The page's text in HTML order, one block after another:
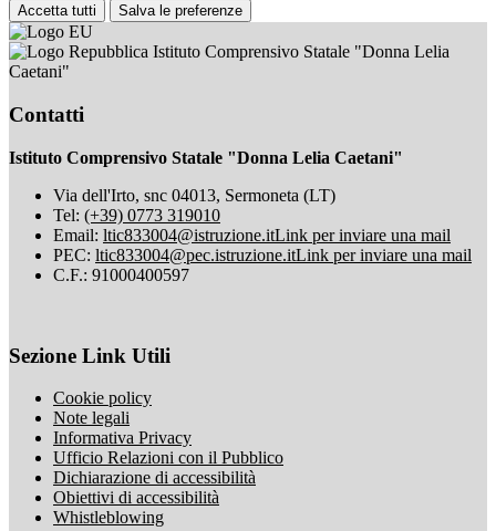
Accetta tutti Salva le preferenze
Istituto Comprensivo Statale "Donna Lelia
Caetani"
Contatti
Istituto Comprensivo Statale "Donna Lelia Caetani"
Via dell'Irto, snc 04013, Sermoneta (LT)
Tel: (+39) 0773 319010
Email: ltic833004@istruzione.itLink per inviare una mail
PEC: ltic833004@pec.istruzione.itLink per inviare una mail
C.F.: 91000400597
Sezione Link Utili
Cookie policy
Note legali
Informativa Privacy
Ufficio Relazioni con il Pubblico
Dichiarazione di accessibilità
Obiettivi di accessibilità
Whistleblowing